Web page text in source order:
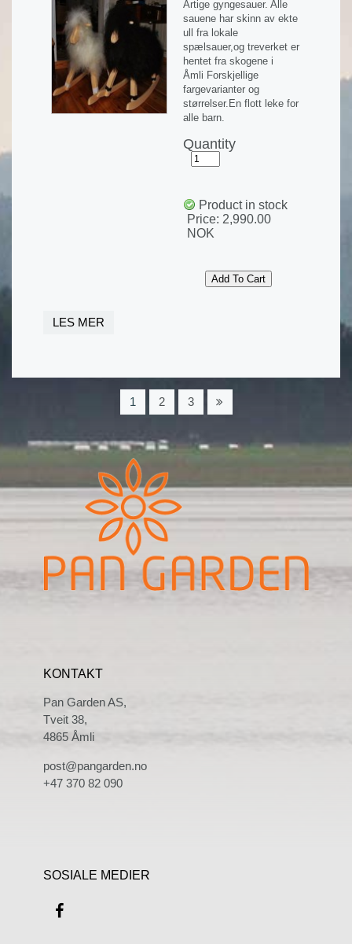
Artige gyngesauer. Alle
sauene har skinn av ekte
ull fra lokale
spælsauer,og treverket er
hentet fra skogene i
Åmli Forskjellige
fargevarianter og
størrelser.En flott leke for
alle barn.
Quantity
Product in stock
Price: 2,990.00
NOK
LES MER
1 2 3
KONTAKT
Pan Garden AS,
Tveit 38,
4865 Åmli
post@pangarden.no
+47 370 82 090
SOSIALE MEDIER